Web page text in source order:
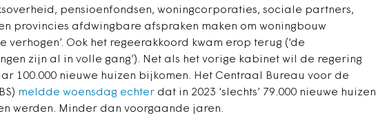
pensioenfondsen, woningcorporaties, sociale partners,
provincies afdwingbare afspraken maken om woningbouw
verhogen’. Ook het regeerakkoord kwam erop terug (‘de
zijn al in volle gang’). Net als het vorige kabinet wil de regering
100.000 nieuwe huizen bijkomen. Het Centraal Bureau voor de
meldde woensdag echter dat in 2023 ‘slechts’ 79.000 nieuwe huizen
werden. Minder dan voorgaande jaren.